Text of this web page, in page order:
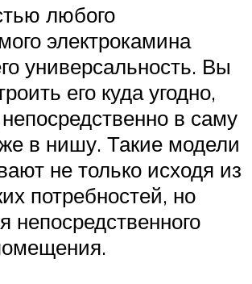
любого
электрокамина
универсальность. Вы
его куда угодно,
в саму
в нишу. Такие модели
не только исходя из
потребностей, но
непосредственного